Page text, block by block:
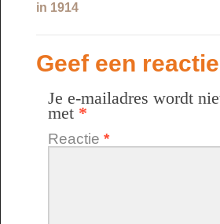
in 1914
Geef een reactie
Je e-mailadres wordt
met *
Reactie *